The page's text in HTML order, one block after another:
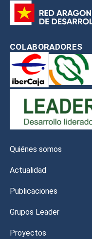
COLABORADORES
Quiénes somos
Actualidad
Publicaciones
Grupos Leader
Proyectos